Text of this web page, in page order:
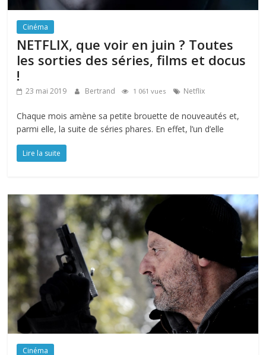
Cinéma
NETFLIX, que voir en juin ? Toutes
les sorties des séries, films et docus
!
23 mai 2019 Bertrand 1 061 vues Netflix
Chaque mois amène sa petite brouette de nouveautés et,
parmi elle, la suite de séries phares. En effet, l’un d’elle
Lire la suite
Cinéma